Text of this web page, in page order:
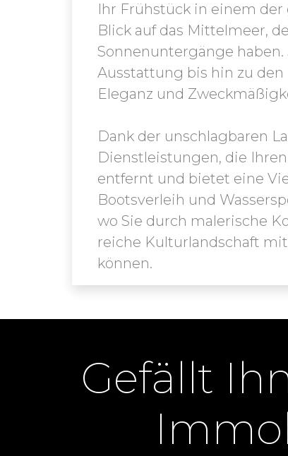
Ihr Frühstück in einem der
Blick auf das Mittelmeer,
Sonnenuntergänge
Ausstattung bis hin zu
Eleganz und
Dank der unschlagbaren
Dienstleistungen, die
entfernt und bietet eine
Bootsverleih und
wo Sie durch malerische
reiche Kulturlandschaft
können.
Gefällt